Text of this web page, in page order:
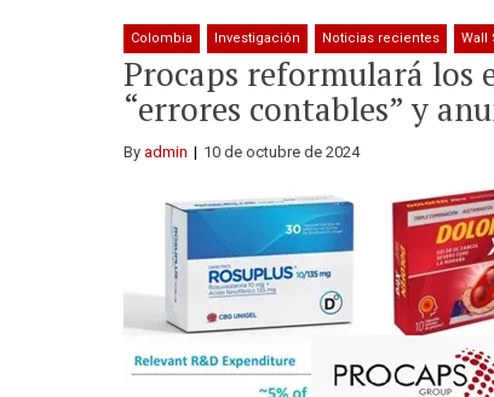
Colombia Investigación Noticias recientes Wall
Procaps reformulará los
“errores contables” y
By admin 10 de octubre de 2024